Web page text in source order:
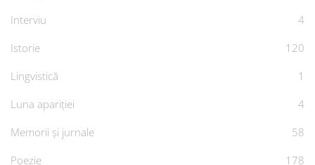
Interviu
4
Istorie
120
Lingvistică
1
Luna apariției
4
Memorii și jurnale
58
Poezie
178